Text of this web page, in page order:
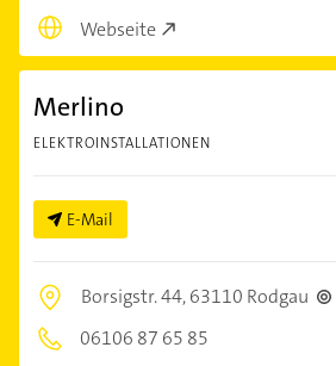
Webseite
Merlino
ELEKTROINSTALLATIONEN
E-Mail
Borsigstr. 44,63110 Rodgau
06106 87 65 85